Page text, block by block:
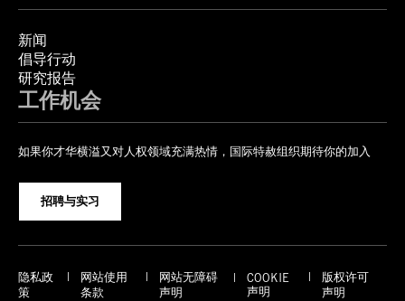
新闻
倡导行动
研究报告
工作机会
如果你才华横溢又对人权领域充满热情，国际特赦组织期待你的加入
招聘与实习
隐私政
策
网站使用
条款
网站无障碍
声明
COOKIE
声明
版权许可
声明